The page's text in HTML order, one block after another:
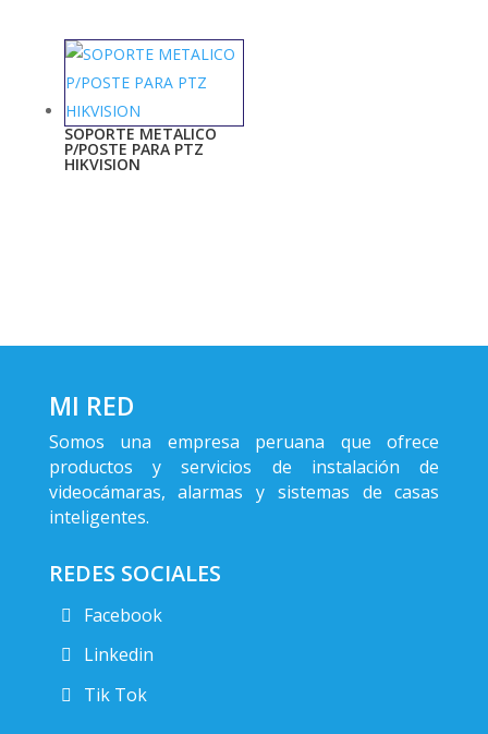
SOPORTE METALICO
P/POSTE PARA PTZ
HIKVISION
MI RED
Somos una empresa peruana que ofrece
productos y servicios de instalación de
videocámaras, alarmas y sistemas de casas
inteligentes.
REDES SOCIALES
Facebook
Linkedin
Tik Tok